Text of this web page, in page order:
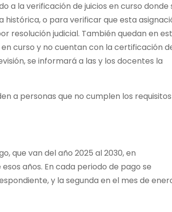
a la verificación de juicios en curso donde
histórica, o para verificar que esta
resolución judicial. También quedan en
curso y no cuentan con la certificación
se informará a las y los docentes la
a personas que no cumplen los requisitos
que van del año 2025 al 2030, en
años. En cada periodo de pago se
y la segunda en el mes de